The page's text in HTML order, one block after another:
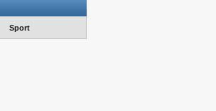
Sport